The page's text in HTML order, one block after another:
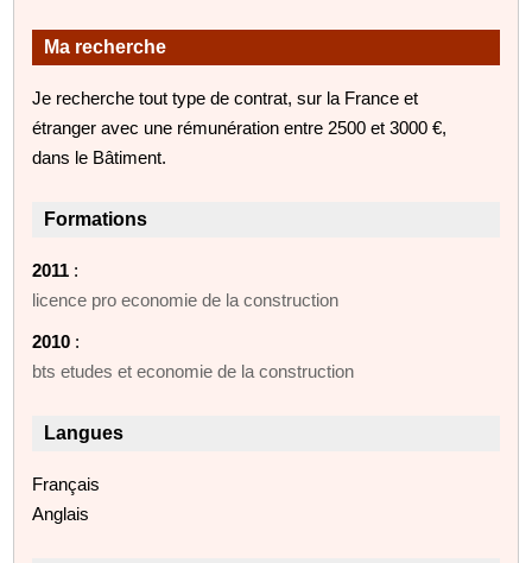
Ma recherche
Je recherche tout type de contrat, sur la France et
étranger avec une rémunération entre 2500 et 3000 €,
dans le Bâtiment.
Formations
2011 :
licence pro economie de la construction
2010 :
bts etudes et economie de la construction
Langues
Français
Anglais